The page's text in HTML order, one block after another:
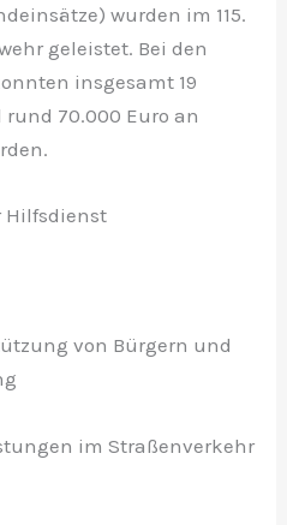
wurden im 115.
geleistet. Bei den
insgesamt 19
70.000 Euro an
Hilfsdienst
von Bürgern und
im Straßenverkehr